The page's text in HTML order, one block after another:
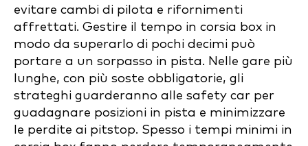
evitare cambi di pilota e rifornimenti
affrettati. Gestire il tempo in corsia box in
modo da superarlo di pochi decimi può
portare a un sorpasso in pista. Nelle gare più
lunghe, con più soste obbligatorie, gli
strateghi guarderanno alle safety car per
guadagnare posizioni in pista e minimizzare
le perdite ai pitstop. Spesso i tempi minimi in